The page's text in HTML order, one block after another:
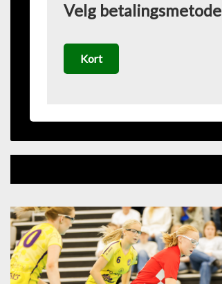
Velg betalingsmetode
Kort